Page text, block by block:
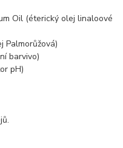
Oil (éterický olej linaloové
Palmorůžová)
barvivo)
pH)